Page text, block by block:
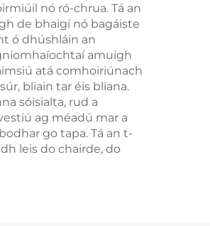
nó ró-chrua. Tá an
de bhaigí nó bagáiste
ó dhúshláin an
amuigh
atá comhoiriúnach
bliain tar éis bliana.
sóisialta, rud a
ag méadú mar a
go tapa. Tá an t-
leis do chairde, do